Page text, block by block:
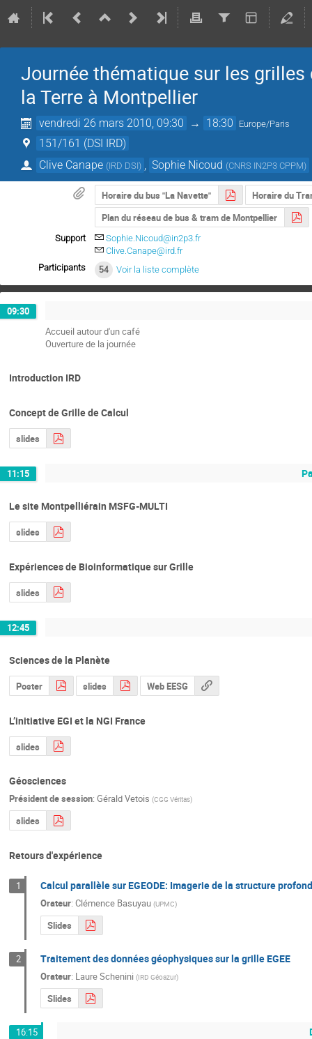
Journée thématique sur les
la Terre à Montpellier
vendredi 26 mars 2010, 09:30 → 18:30 Europe/Paris
151/161 (DSI IRD)
Clive Canape (IRD DSI) Sophie Nicoud (CNRS IN2P3 CPPM)
Horaire du bus "La Navette"
Horaire du
Plan du réseau de bus & tram de Montpellier
Support
Sophie.Nicoud@in2p3.fr
Clive.Canape@ird.fr
Participants
54 Voir la liste complète
09:30
Accueil autour d'un café
Ouverture de la journée
Introduction IRD
Concept de Grille de Calcul
slides
11:15
Le site Montpelliérain MSFG-MULTI
slides
Expériences de Bioinformatique sur Grille
slides
12:45
Sciences de la Planète
Poster slides Web EESG
L’initiative EGI et la NGI France
slides
Géosciences
Président de session: Gérald Vetois (CGG Véritas)
slides
Retours d'expérience
1 Calcul parallèle sur EGEODE: Imagerie de la structure
Orateur: Clémence Basuyau (UPMC)
Slides
2 Traitement des données géophysiques sur la grille EGEE
Orateur: Laure Schenini (IRD Géoazur)
Slides
16:15